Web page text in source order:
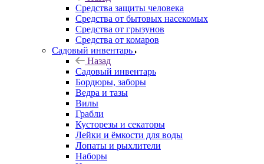
Средства защиты человека
Средства от бытовых насекомых
Средства от грызунов
Средства от комаров
Садовый инвентарь
Назад
Садовый инвентарь
Бордюры, заборы
Ведра и тазы
Вилы
Грабли
Кусторезы и секаторы
Лейки и ёмкости для воды
Лопаты и рыхлители
Наборы